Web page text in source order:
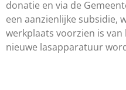
donatie en via de
een aanzienlijke subsidie,
werkplaats voorzien is
nieuwe lasapparatuur